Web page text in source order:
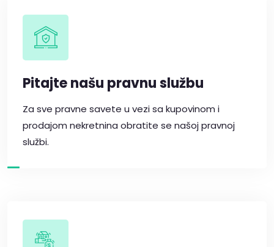
Pitajte našu pravnu službu
Za sve pravne savete u vezi sa kupovinom i
prodajom nekretnina obratite se našoj pravnoj
službi.